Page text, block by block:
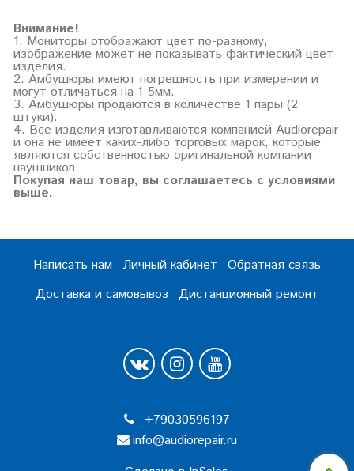
Внимание!
1. Мониторы отображают цвет по-разному,
изображение может не показывать фактический цвет
изделия.
2. Амбушюры имеют погрешность при измерении и
могут отличаться на 1-5мм.
3. Амбушюры продаются в количестве 1 пары (2
штуки).
4. Все изделия изготавливаются компанией Audiorepair
и она не имеет каких-либо торговых марок, которые
являются собственностью оригинальной компании
наушников.
Покупая наш товар, вы соглашаетесь с условиями
выше.
Написать нам Личный кабинет
Обратная связь
Доставка и самовывоз
Дистанционный ремонт
+79030596197
info@audiorepair.ru